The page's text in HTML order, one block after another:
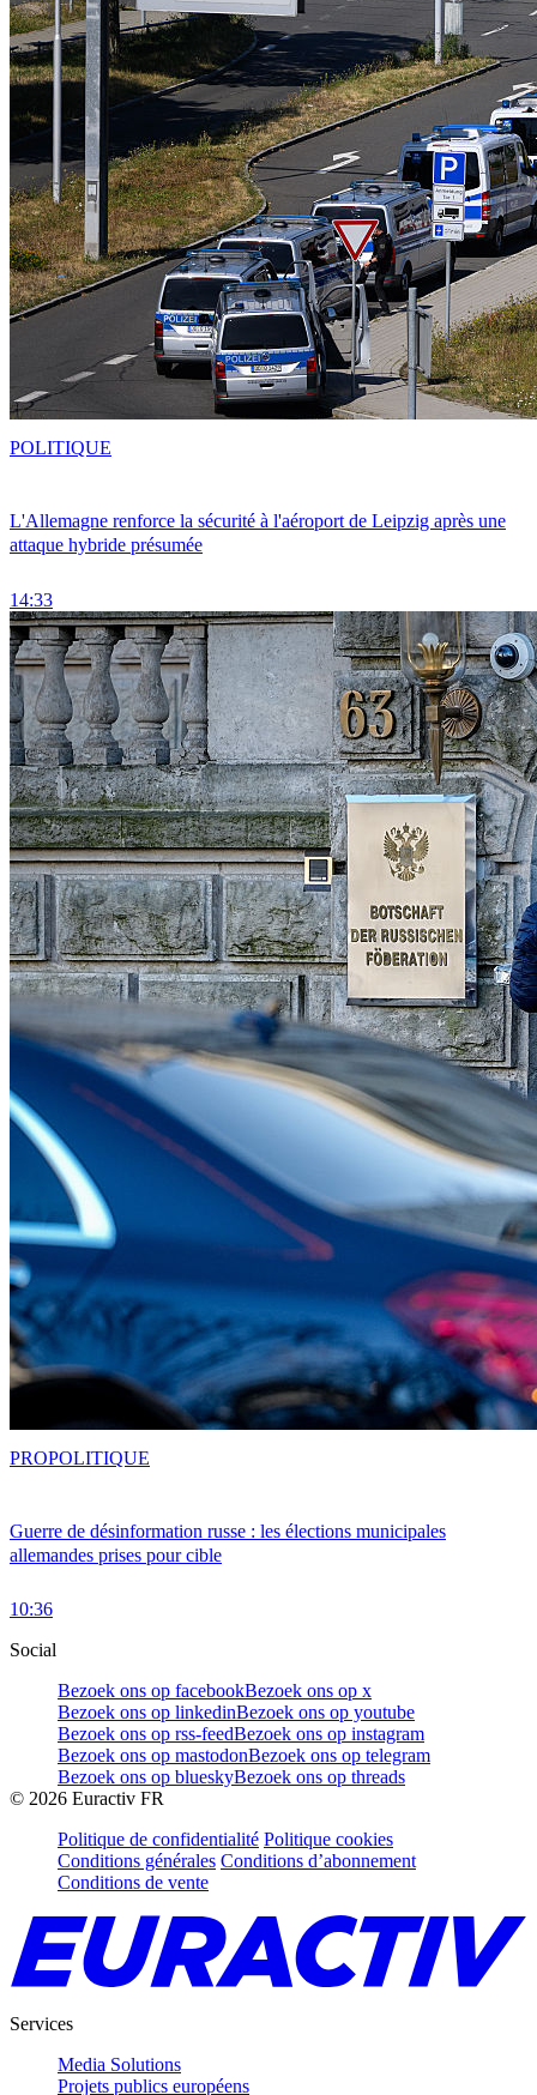
L'Allemagne renforce la sécurité à l'aéroport de Leipzig après une
attaque hybride présumée
14:33
POLITIQUE
Guerre de désinformation russe : les élections municipales
allemandes prises pour cible
10:36
PROPOLITIQUE
Social
Bezoek ons op facebookBezoek ons op x
Bezoek ons op linkedinBezoek ons op youtube
Bezoek ons op rss-feedBezoek ons op instagram
Bezoek ons op mastodonBezoek ons op telegram
Bezoek ons op blueskyBezoek ons op threads
© 2026 Euractiv FR
Politique de confidentialité Politique cookies
Conditions générales Conditions d’abonnement
Conditions de vente
Services
Media Solutions
Projets publics européens